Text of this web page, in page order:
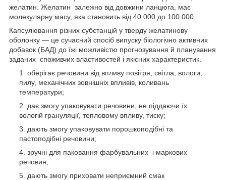
желатин. Желатин залежно від довжини ланцюга, має
молекулярну масу, яка становить від 40 000 до 100 000.
Капсулювання різних субстанцій у тверду желатинову
оболонку — це сучасний спосіб випуску біологічно активних
добавок (БАД) до їжі можливістю прогнозування й планування
заданих споживчих властивостей і якісних характеристик.
оберігає речовини від впливу повітря, світла, вологи,
пилу, механічних зовнішніх впливів, коливань
температури;
дає змогу упаковувати речовини, не піддаючи їх
вологій грануляції, тепловому впливу, тиску;
дають змогу упаковувати порошкоподібні та
пастоподібні речовини;
зручні для паковання фарбувальних і маркових
речовин;
дають змогу приховати неприємний смак